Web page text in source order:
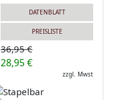
DATENBLATT
PREISLISTE
36,95 €
28,95 €
zzgl. Mwst